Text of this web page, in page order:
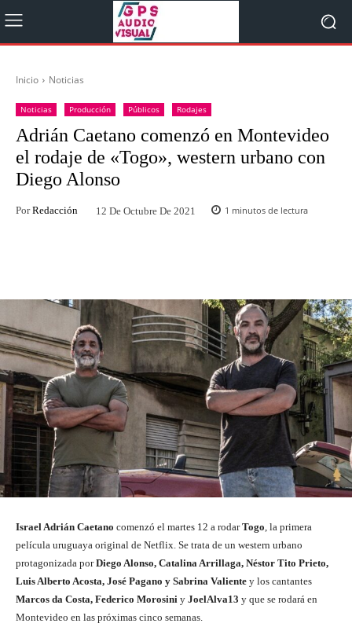
Inicio Noticias
Noticias Producción Públicos Rodajes
Adrián Caetano comenzó en Montevideo
el rodaje de «Togo», western urbano con
Diego Alonso
Por Redacción 12 De Octubre De 2021 1 minutos de lectura
Israel Adrián Caetano comenzó el martes 12 a rodarTogo, la primera
película uruguaya original de Netflix. Se trata de un western urbano
protagonizada porDiego Alonso, Catalina Arrillaga, Néstor Tito Prieto,
Luis Alberto Acosta, José Pagano y Sabrina Valiente y los cantantes
Marcos da Costa, Federico Morosini y JoelAlva13 y que se rodará en
Montevideo en las próximas cinco semanas.